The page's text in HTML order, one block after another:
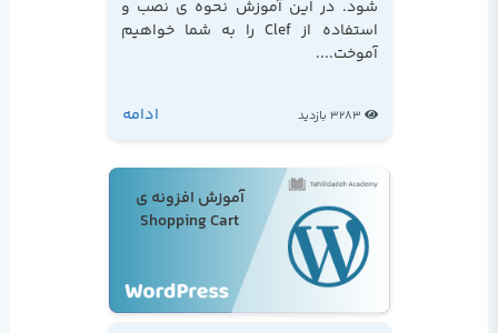
شود. در این آموزش نحوه ی نصب و
استفاده از Clef را به شما خواهیم
آموخت....
3283 بازدید ادامه
آموزش افزونه ی
Shopping Cart